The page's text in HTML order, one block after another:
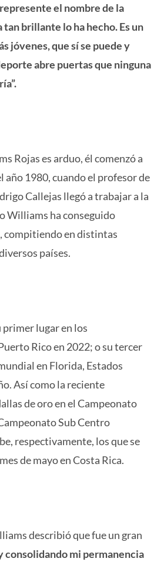
el nombre de la
tan brillante lo ha hecho. Es un
jóvenes, que sí se puede y
abre puertas que ninguna
Rojas es arduo, él comenzó a
año 1980, cuando el profesor de
Callejas llegó a trabajar a la
Williams ha conseguido
compitiendo en distintas
países.
primer lugar en los
Rico en 2022; o su tercer
en Florida, Estados
Así como la reciente
de oro en el Campeonato
Sub Centro
respectivamente, los que se
de mayo en Costa Rica.
describió que fue un gran
consolidando mi permanencia